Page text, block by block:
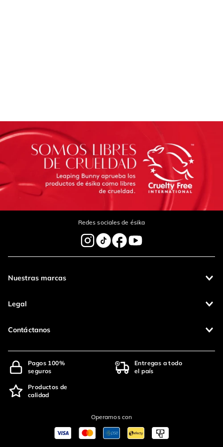
Redes sociales de ésika
Nuestras marcas
Legal
Contáctanos
Pagos 100%
seguros
Entregas a todo
el país
Productos de
calidad
Operamos con